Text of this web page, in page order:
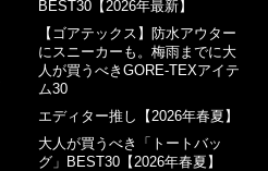
BEST30【2026年最新】
【ゴアテックス】防水アウター
にスニーカーも。梅雨までに大
人が買うべきGORE-TEXアイテ
ム30
エディター推し【2026年春夏】
大人が買うべき「トートバッ
グ」BEST30【2026年春夏】